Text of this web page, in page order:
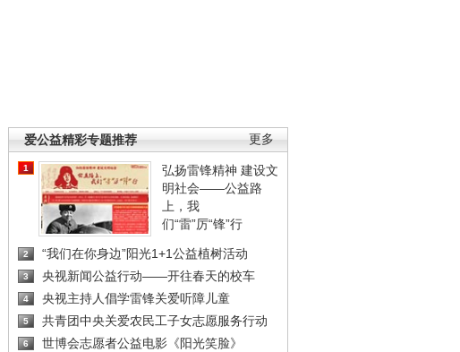
更多
爱公益精彩专题推荐
1
弘扬雷锋精神 建设文
明社会——公益路
上，我
们“雷”厉“锋”行
2 “我们在你身边”阳光1+1公益植树活动
3 央视新闻公益行动——开往春天的校车
4 央视主持人倡学雷锋关爱听障儿童
5 共青团中央关爱农民工子女志愿服务行动
6 世博会志愿者公益电影《阳光笑脸》